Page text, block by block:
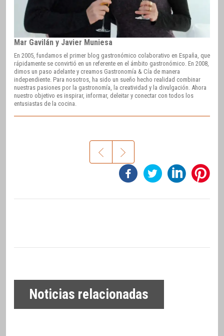
Mar Gavilán y Javier Muniesa
En 2005, fundamos el primer blog gastronómico colaborativo en España, que
rápidamente se convirtió en un referente en el ámbito gastronómico. En 2008,
dimos un paso adelante y creamos Gastronomía & Cía de manera
independiente. Para nosotros, ha sido un sueño hecho realidad combinar
nuestras pasiones por la gastronomía, la creatividad y la divulgación. Ahora
nuestro objetivo es inspirar, informar, deleitar y conectar con todos los
entusiastas de la cocina.
Noticias relacionadas